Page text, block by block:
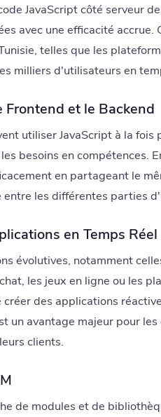
JavaScript côté serveur
avec une efficacité
telles que les
milliers d'utilisateurs en
Frontend et le Backend
utiliser JavaScript à la
besoins en compétences.
en partageant le
les différentes parties
en Temps Réel
évolutives, notamment
les jeux en ligne ou les
des applications
un avantage majeur pour
clients.
de modules et de